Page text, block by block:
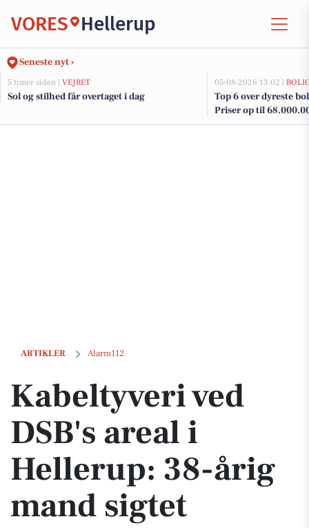
VORES Hellerup
Seneste nyt ›
5 timer siden | VEJRET
Sol og stilhed får overtaget i dag
05-08-2026 13:02 |
Top 6 over dyreste
Priser op til
ARTIKLER Alarm112
Kabeltyveri ved DSB's areal i Hellerup: 38-årig mand sigtet
Kabeltyveri ved
DSB's areal i
Hellerup: 38-årig
mand sigtet